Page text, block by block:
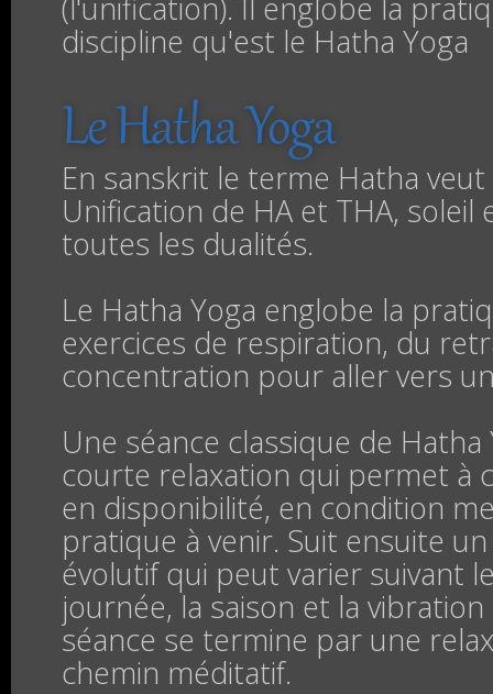
(l'unification). Il englobe la
discipline qu'est le Hatha Yoga
Le Hatha Yoga
En sanskrit le terme Hatha
Unification de HA et THA, soleil
toutes les dualités.
Le Hatha Yoga englobe la
exercices de respiration, du
concentration pour aller vers
Une séance classique de
courte relaxation qui permet à
en disponibilité, en condition
pratique à venir. Suit ensuite
évolutif qui peut varier suivant
journée, la saison et la
séance se termine par une
chemin méditatif.